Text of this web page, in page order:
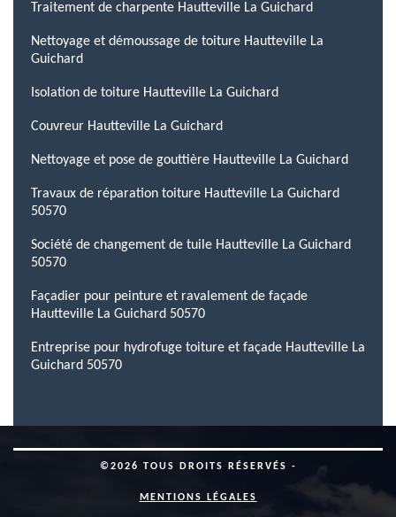
Traitement de charpente Hautteville La Guichard
Nettoyage et démoussage de toiture Hautteville La
Guichard
Isolation de toiture Hautteville La Guichard
Couvreur Hautteville La Guichard
Nettoyage et pose de gouttière Hautteville La Guichard
Travaux de réparation toiture Hautteville La Guichard
50570
Société de changement de tuile Hautteville La Guichard
50570
Façadier pour peinture et ravalement de façade
Hautteville La Guichard 50570
Entreprise pour hydrofuge toiture et façade Hautteville La
Guichard 50570
©2026 TOUS DROITS RÉSERVÉS -
MENTIONS LÉGALES